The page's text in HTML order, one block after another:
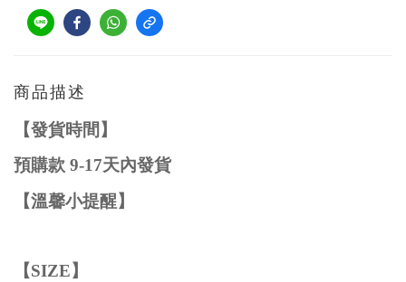
商品描述
【發貨時間】
預購款 9-17天內發貨
【溫馨小提醒】
【SIZE】